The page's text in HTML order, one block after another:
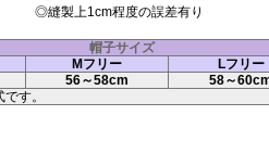
◎縫製上1cm程度の誤差有り
帽子サイズ
Mフリー
Lフリー
56～58cm
58～
す。